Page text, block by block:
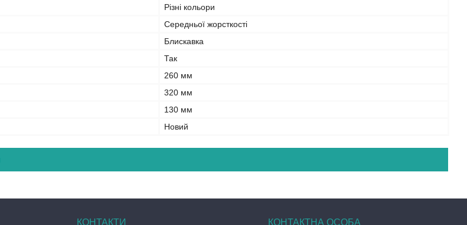
Різні кольори
Середньої жорсткості
Блискавка
Так
260 мм
320 мм
130 мм
Новий